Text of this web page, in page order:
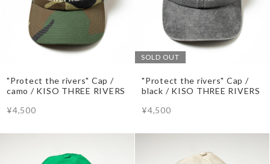
"Protect the rivers" Cap /
camo / KISO THREE RIVERS
¥4,500
SOLD OUT
"Protect the rivers" Cap /
black / KISO THREE RIVERS
¥4,500